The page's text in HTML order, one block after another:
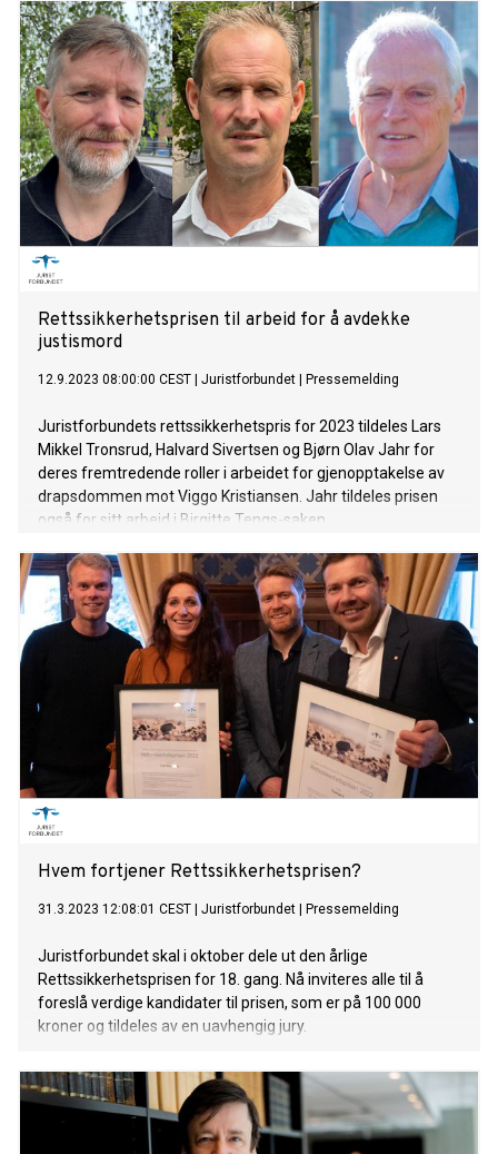
Rettssikkerhetsprisen til arbeid for å avdekke
justismord
12.9.2023 08:00:00 CEST Juristforbundet Pressemelding
Juristforbundets rettssikkerhetspris for 2023 tildeles Lars
Mikkel Tronsrud, Halvard Sivertsen og Bjørn Olav Jahr for
deres fremtredende roller i arbeidet for gjenopptakelse av
drapsdommen mot Viggo Kristiansen. Jahr tildeles prisen
også for sitt arbeid i Birgitte Tengs-saken.
Hvem fortjener Rettssikkerhetsprisen?
31.3.2023 12:08:01 CEST Juristforbundet Pressemelding
Juristforbundet skal i oktober dele ut den årlige
Rettssikkerhetsprisen for 18. gang. Nå inviteres alle til å
foreslå verdige kandidater til prisen, som er på 100 000
kroner og tildeles av en uavhengig jury.